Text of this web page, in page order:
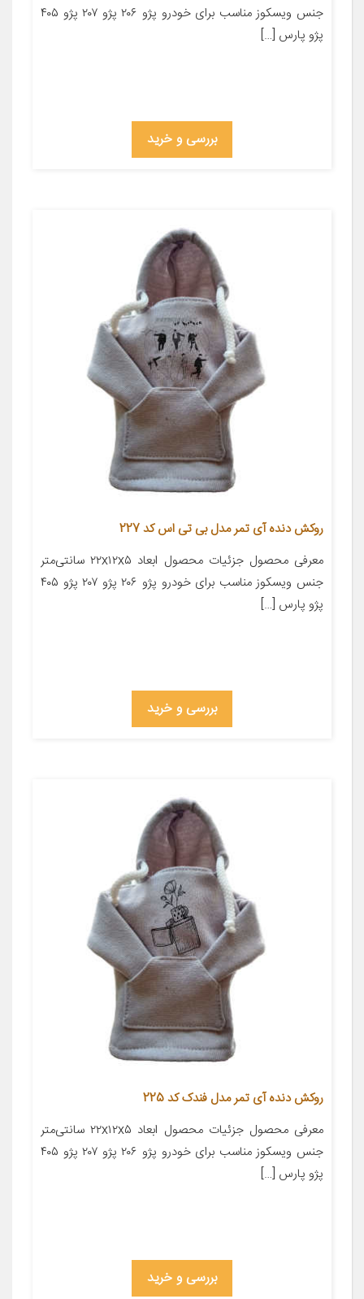
جنس ویسکوز مناسب برای خودرو پژو ۲۰۶ پژو ۲۰۷ پژو ۴۰۵
پژو پارس […]
بررسی و خرید
روکش دنده آی تمر مدل بی تی اس کد 227
معرفی محصول جزئیات محصول ابعاد ۲۲x۱۲x۵ سانتی‌متر
جنس ویسکوز مناسب برای خودرو پژو ۲۰۶ پژو ۲۰۷ پژو ۴۰۵
پژو پارس […]
بررسی و خرید
روکش دنده آی تمر مدل فندک کد 225
معرفی محصول جزئیات محصول ابعاد ۲۲x۱۲x۵ سانتی‌متر
جنس ویسکوز مناسب برای خودرو پژو ۲۰۶ پژو ۲۰۷ پژو ۴۰۵
پژو پارس […]
بررسی و خرید